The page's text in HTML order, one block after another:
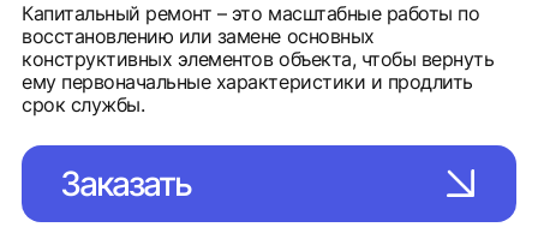
Капитальный ремонт – это масштабные работы по
восстановлению или замене основных
конструктивных элементов объекта, чтобы вернуть
ему первоначальные характеристики и продлить
срок службы.
Заказать